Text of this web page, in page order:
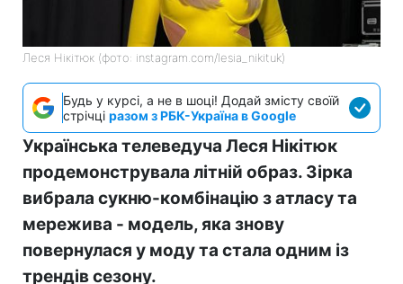
Леся Нікітюк (фото: instagram.com/lesia_nikituk)
Будь у курсі, а не в шоці! Додай змісту своїй
стрічці разом з РБК-Україна в Google
Українська телеведуча Леся Нікітюк
продемонструвала літній образ. Зірка
вибрала сукню-комбінацію з атласу та
мережива - модель, яка знову
повернулася у моду та стала одним із
трендів сезону.